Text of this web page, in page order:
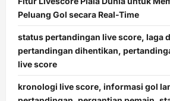
Peluang Gol secara Real-Time
status pertandingan live score, laga
pertandingan dihentikan,
live score
kronologi live score, informasi gol